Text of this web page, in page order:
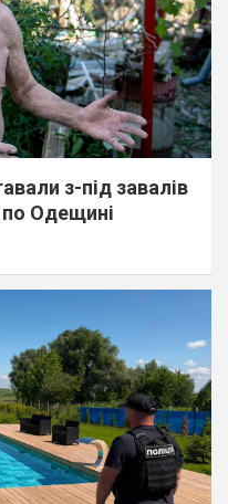
з-під завалів
Одещині